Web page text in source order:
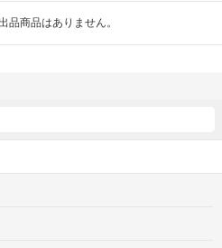
品商品はありません。